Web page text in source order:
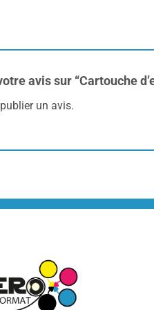
avis sur “Cartouche
un avis.